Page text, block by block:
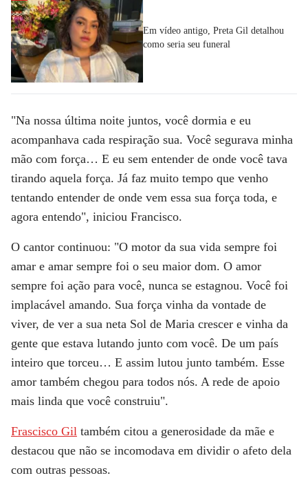
Em vídeo antigo, Preta Gil detalhou
como seria seu funeral
"Na nossa última noite juntos, você dormia e eu
acompanhava cada respiração sua. Você segurava minha
mão com força… E eu sem entender de onde você tava
tirando aquela força. Já faz muito tempo que venho
tentando entender de onde vem essa sua força toda, e
agora entendo", iniciou Francisco.
O cantor continuou: "O motor da sua vida sempre foi
amar e amar sempre foi o seu maior dom. O amor
sempre foi ação para você, nunca se estagnou. Você foi
implacável amando. Sua força vinha da vontade de
viver, de ver a sua neta Sol de Maria crescer e vinha da
gente que estava lutando junto com você. De um país
inteiro que torceu… E assim lutou junto também. Esse
amor também chegou para todos nós. A rede de apoio
mais linda que você construiu".
Frascisco Gil também citou a generosidade da mãe e
destacou que não se incomodava em dividir o afeto dela
com outras pessoas.